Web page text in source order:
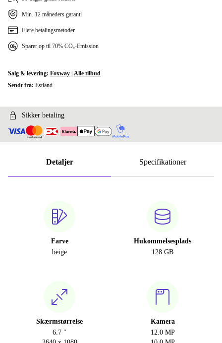
Min. 12 måneders garanti
Flere betalingsmetoder
Sparer op til 70% CO₂-Emission
Salg & levering: Foxway Alle tilbud
Sendt fra: Estland
Sikker betaling
Detaljer Specifikationer
Farve
beige
Hukommelsesplads
128 GB
Skærmstørrelse
6.7 "
Kamera
12.0 MP